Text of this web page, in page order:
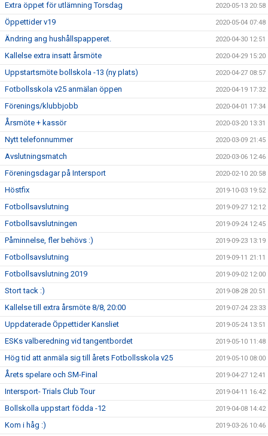
Extra öppet för utlämning Torsdag 2020-05-13 20:58
Öppettider v19 2020-05-04 07:48
Ändring ang hushållspapperet. 2020-04-30 12:51
Kallelse extra insatt årsmöte 2020-04-29 15:20
Uppstartsmöte bollskola -13 (ny plats) 2020-04-27 08:57
Fotbollsskola v25 anmälan öppen 2020-04-19 17:32
Förenings/klubbjobb 2020-04-01 17:34
Årsmöte + kassör 2020-03-20 13:31
Nytt telefonnummer 2020-03-09 21:45
Avslutningsmatch 2020-03-06 12:46
Föreningsdagar på Intersport 2020-02-10 20:58
Höstfix 2019-10-03 19:52
Fotbollsavslutning 2019-09-27 12:12
Fotbollsavslutningen 2019-09-24 12:45
Påminnelse, fler behövs :) 2019-09-23 13:19
Fotbollsavslutning 2019-09-11 21:11
Fotbollsavslutning 2019 2019-09-02 12:00
Stort tack :) 2019-08-28 20:51
Kallelse till extra årsmöte 8/8, 20:00 2019-07-24 23:33
Uppdaterade Öppettider Kansliet 2019-05-24 13:51
ESKs valberedning vid tangentbordet 2019-05-10 11:48
Hög tid att anmäla sig till årets Fotbollsskola v25 2019-05-10 08:00
Årets spelare och SM-Final 2019-04-27 12:41
Intersport- Trials Club Tour 2019-04-11 16:42
Bollskolla uppstart födda -12 2019-04-08 14:42
Kom i håg :) 2019-03-26 10:46